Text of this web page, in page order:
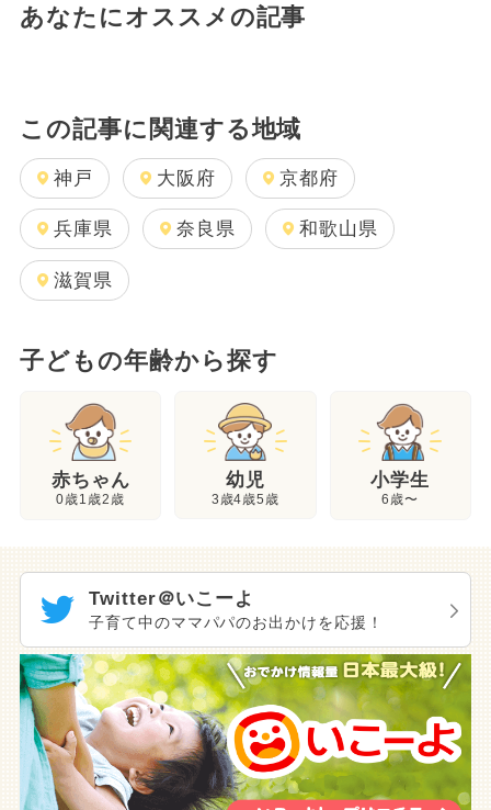
あなたにオススメの記事
この記事に関連する地域
神戸 大阪府 京都府
兵庫県 奈良県 和歌山県
滋賀県
子どもの年齢から探す
赤ちゃん
0歳1歳2歳
幼児
3歳4歳5歳
小学生
6歳〜
Twitter＠いこーよ
子育て中のママパパのお出かけを応援！